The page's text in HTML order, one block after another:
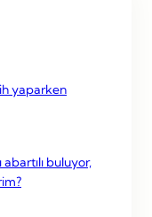
yaparken
buluyor,